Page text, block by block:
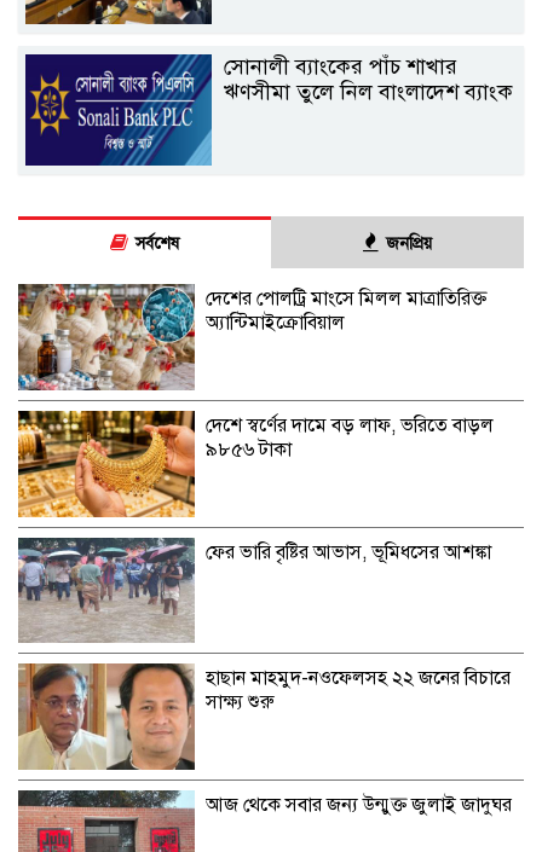
সোনালী ব্যাংকের পাঁচ শাখার
ঋণসীমা তুলে নিল বাংলাদেশ ব্যাংক
সর্বশেষ জনপ্রিয়
দেশের পোলট্রি মাংসে মিলল মাত্রাতিরিক্ত
অ্যান্টিমাইক্রোবিয়াল
দেশে স্বর্ণের দামে বড় লাফ, ভরিতে বাড়ল
৯৮৫৬ টাকা
ফের ভারি বৃষ্টির আভাস, ভূমিধসের আশঙ্কা
হাছান মাহমুদ-নওফেলসহ ২২ জনের বিচারে
সাক্ষ্য শুরু
আজ থেকে সবার জন্য উন্মুক্ত জুলাই জাদুঘর